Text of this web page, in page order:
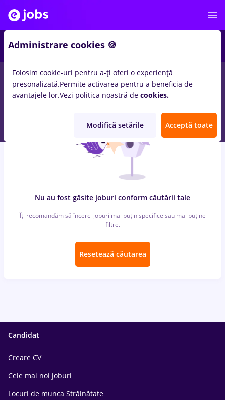
locuri de muncainsolventa, Part timeinBucuresti
Student, Fara experientainBanci, Medicina / Sanatate
Nu au fost găsite joburi conform căutării tale
Îți recomandăm să încerci joburi mai puțin specifice sau mai puține
filtre.
Resetează căutarea
Candidat
Creare CV
Cele mai noi joburi
Locuri de munca Străinătate
Administrare cookies 🍪
Folosim cookie-uri pentru a-ți oferi o experiență
presonalizată.Permite activarea pentru a beneficia de
avantajele lor.Vezi politica noastră de cookies.
Modifică setările Acceptă toate